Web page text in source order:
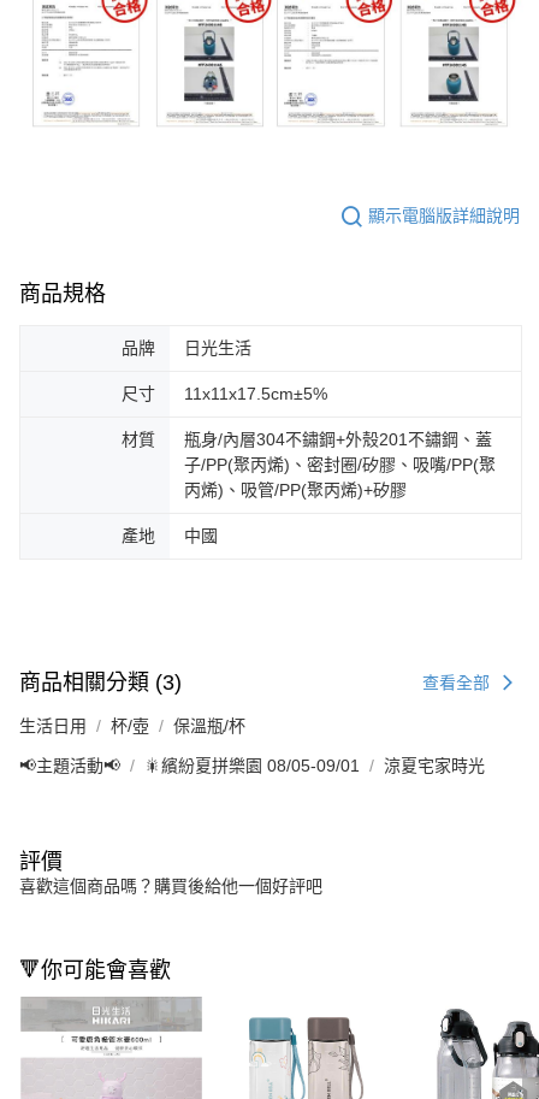
顯示電腦版詳細說明
商品規格
品牌 日光生活
尺寸 11x11x17.5cm±5%
材質
瓶身/內層304不鏽鋼+外殼201不鏽鋼、蓋
子/PP(聚丙烯)、密封圈/矽膠、吸嘴/PP(聚
丙烯)、吸管/PP(聚丙烯)+矽膠
產地 中國
商品相關分類 (3) 查看全部
生活日用 杯/壺 保溫瓶/杯
📢主題活動📢 🎇繽紛夏拼樂園 08/05-09/01 涼夏宅家時光
評價
喜歡這個商品嗎？購買後給他一個好評吧
🔻你可能會喜歡